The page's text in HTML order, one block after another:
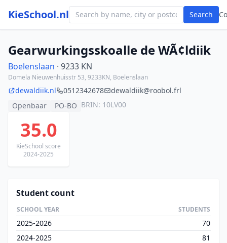
KieSchool.nl Search
Gearwurkingsskoalle de WÃ¢ldiik
Boelenslaan · 9233 KN
Domela Nieuwenhuisstr 53, 9233KN, Boelenslaan
dewaldiik.nl 0512342678
dewaldiik@roobol.frl
Openbaar
PO-BO BRIN: 10LV00
35.0
KieSchool score
2024-2025
Student count
SCHOOL YEAR STUDENTS
2025-2026
70
2024-2025
81